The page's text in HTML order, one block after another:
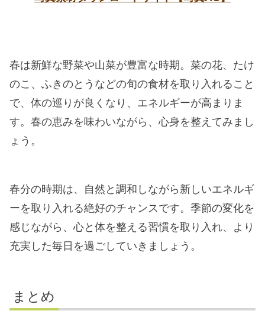
春は新鮮な野菜や山菜が豊富な時期。菜の花、たけ
のこ、ふきのとうなどの旬の食材を取り入れること
で、体の巡りが良くなり、エネルギーが高まりま
す。春の恵みを味わいながら、心身を整えてみまし
ょう。
春分の時期は、自然と調和しながら新しいエネルギ
ーを取り入れる絶好のチャンスです。季節の変化を
感じながら、心と体を整える習慣を取り入れ、より
充実した毎日を過ごしていきましょう。
まとめ